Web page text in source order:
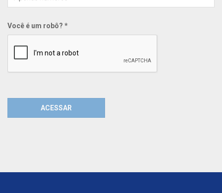
Você é um robô? *